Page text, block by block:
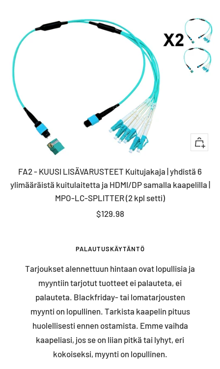
+
FA2 - KUUSI LISÄVARUSTEET Kuitujakaja | yhdistä 6
ylimääräistä kuitulaitetta ja HDMI/DP samalla kaapelilla |
MPO-LC-SPLITTER (2 kpl setti)
Myyntihinta
$129.98
PALAUTUSKÄYTÄNTÖ
Tarjoukset alennettuun hintaan ovat lopullisia ja
myyntiin tarjotut tuotteet ei palauteta, ei
palauteta. Blackfriday- tai lomatarjousten
myynti on lopullinen. Tarkista kaapelin pituus
huolellisesti ennen ostamista. Emme vaihda
kaapeliasi, jos se on liian pitkä tai lyhyt, eri
kokoiseksi, myynti on lopullinen.